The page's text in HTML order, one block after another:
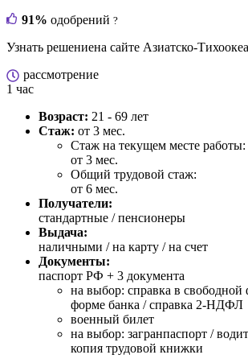
91% одобрений ?
Узнать решениена сайте Азиатско-
рассмотрение
1 час
Возраст: 21 - 69 лет
Стаж: от 3 мес.
Стаж на текущем месте работы:
от 3 мес.
Общий трудовой стаж:
от 6 мес.
Получатели:
стандартные / пенсионеры
Выдача:
наличными / на карту / на счет
Документы:
паспорт РФ + 3 документа
на выбор: справка в свободной
форме банка / справка 2-НДФЛ
военный билет
на выбор: загранпаспорт /
копия трудовой книжки